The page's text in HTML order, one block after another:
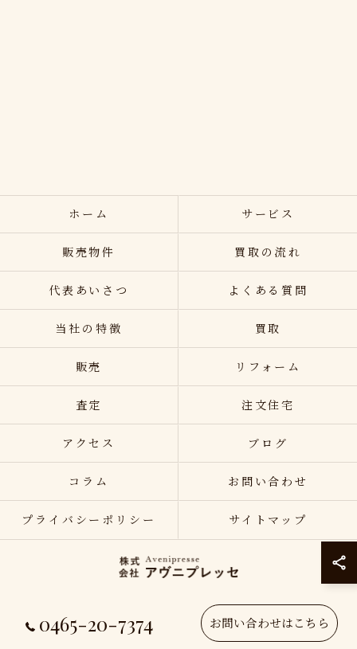
0465-20-7374 お問い合わせはこちら
ホーム サービス
販売物件 買取の流れ
代表あいさつ よくある質問
当社の特徴 買取
販売 リフォーム
査定 注文住宅
アクセス ブログ
コラム お問い合わせ
プライバシーポリシー サイトマップ
© 2026 神奈川県小田原の不動産売却なら株式会社アヴニプレッセ ALL RIGHTS
RESERVED.